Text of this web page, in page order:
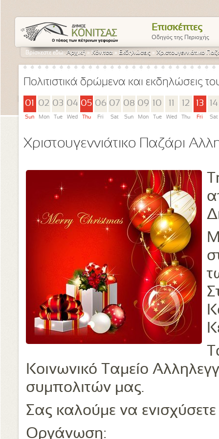
Επισκέπτες
Οδηγός της Περιοχής
Βρίσκεστε εδώ:Αρχική » Κόνιτσα » Εκδηλώσεις » Χριστουγεννιάτικο
Πολιτιστικά δρώμενα και εκδηλώσεις
01
Sun
02
Mon
03
Tue
04
Wed
05
Thu
06
Fri
07
Sat
08
Sun
09
Mon
10
Tue Wed
12
Thu
13
Fri
14
Sat
Χριστουγεννιάτικο Παζάρι
Κοινωνικό Ταμείο
συμπολιτών μας.
Σας καλούμε να
Οργάνωση: